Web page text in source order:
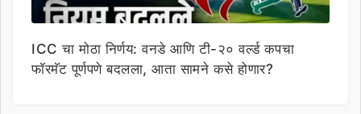
ICC चा मोठा निर्णय: वनडे आणि टी-२० वर्ल्ड कपचा
फॉरमॅट पूर्णपणे बदलला, आता सामने कसे होणार?